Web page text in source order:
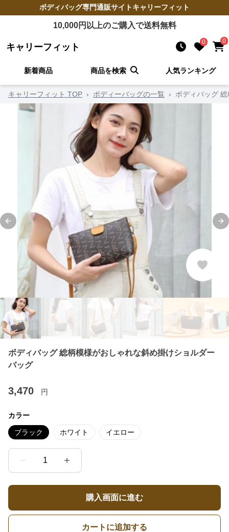
ボディバッグ専門通販サイトキャリーフィット
10,000円以上のご購入で送料無料
キャリーフィット 0 0
新着商品 商品を検索 人気ランキング
キャリーフィット TOP › ボディーバッグの一覧 › ボディバッグ
Previous slide
ボディバッグ 総柄模様がおしゃれな斜め掛けショルダー
バッグ
3,470 円
カラー
ブラック ホワイト イエロー
1
購入画面に進む
カートに追加する